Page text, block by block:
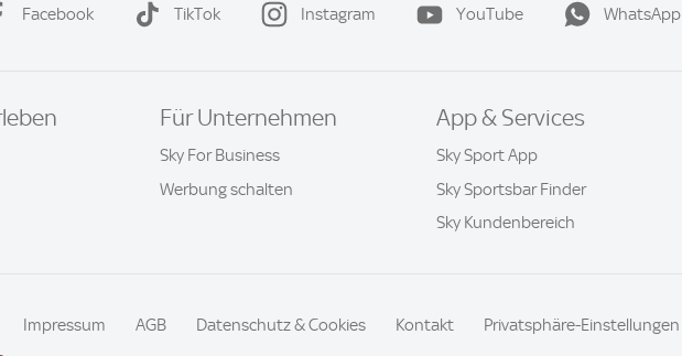
Facebook TikTok Instagram YouTube WhatsApp
Für Unternehmen
Sky For Business
Werbung schalten
App & Services
Sky Sport App
Sky Sportsbar Finder
Sky Kundenbereich
Impressum AGB Datenschutz & Cookies Kontakt Privatsphäre-Einstellungen